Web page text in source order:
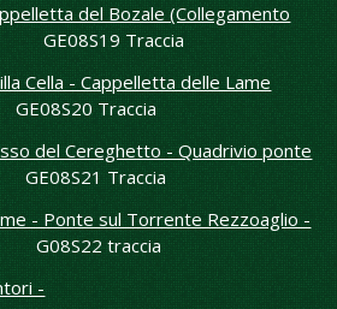
del Bozale (Collegamento
Traccia
Cella - Cappelletta delle Lame
Traccia
del Cereghetto - Quadrivio ponte
Traccia
- Ponte sul Torrente Rezzoaglio -
G08S22 traccia
-